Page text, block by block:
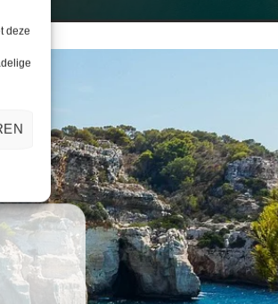
deze